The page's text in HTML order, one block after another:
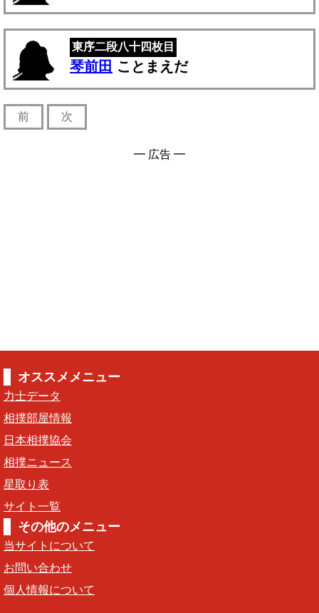
東序二段八十四枚目
琴前田 ことまえだ
前 次
━ 広告 ━
オススメメニュー
力士データ
相撲部屋情報
日本相撲協会
相撲ニュース
星取り表
サイト一覧
その他のメニュー
当サイトについて
お問い合わせ
個人情報について